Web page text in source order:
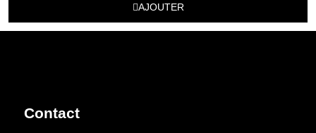
AJOUTER
Contact